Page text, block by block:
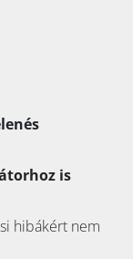
is
hibákért nem